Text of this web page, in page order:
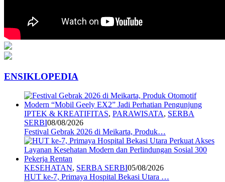
ENSIKLOPEDIA
IPTEK & KREATIFITAS, PARAWISATA, SERBA
SERBI08/08/2026
Festival Gebrak 2026 di Meikarta, Produk…
KESEHATAN, SERBA SERBI05/08/2026
HUT ke-7, Primaya Hospital Bekasi Utara …